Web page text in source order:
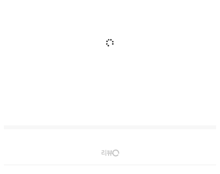
리뷰